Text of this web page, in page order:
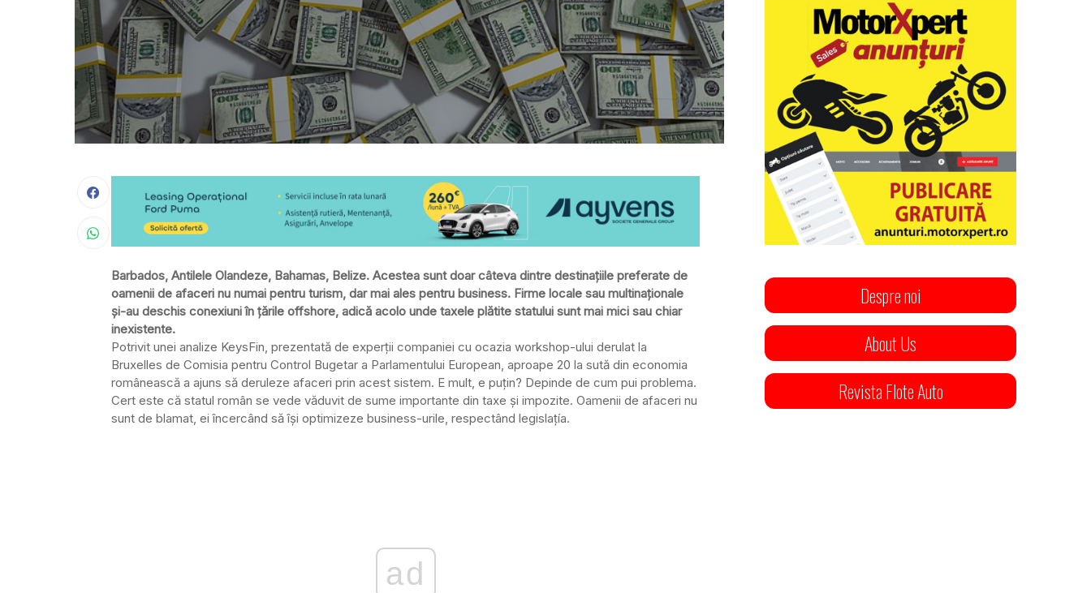
Barbados, Antilele Olandeze, Bahamas, Belize. Acestea sunt doar câteva dintre destinaţiile preferate de
oamenii de afaceri nu numai pentru turism, dar mai ales pentru business. Firme locale sau multinaţionale
şi-au deschis conexiuni în ţările offshore, adică acolo unde taxele plătite statului sunt mai mici sau chiar
inexistente.
Potrivit unei analize KeysFin, prezentată de experţii companiei cu ocazia workshop-ului derulat la
Bruxelles de Comisia pentru Control Bugetar a Parlamentului European, aproape 20 la sută din economia
românească a ajuns să deruleze afaceri prin acest sistem. E mult, e puţin? Depinde de cum pui problema.
Cert este că statul român se vede văduvit de sume importante din taxe şi impozite. Oamenii de afaceri nu
sunt de blamat, ei încercând să îşi optimizeze business-urile, respectând legislaţía.
ad
Despre noi
About Us
Revista Flote Auto